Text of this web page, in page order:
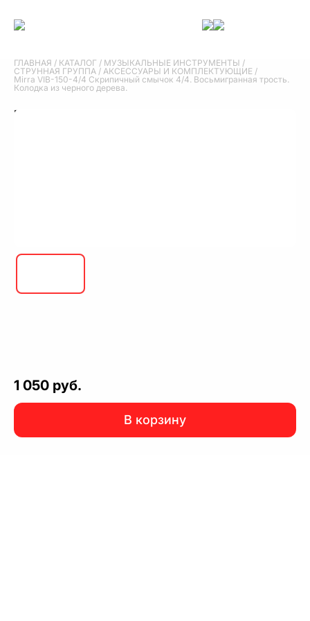
ГЛАВНАЯ / КАТАЛОГ / МУЗЫКАЛЬНЫЕ ИНСТРУМЕНТЫ /
СТРУННАЯ ГРУППА / АКСЕССУАРЫ И КОМПЛЕКТУЮЩИЕ /
Mirra VIB-150-4/4 Скрипичный смычок 4/4. Восьмигранная трость.
Колодка из черного дерева.
Mirra VIB-150-4/4 Скрипичный смычок 4/4.
1 050 руб.
В корзину